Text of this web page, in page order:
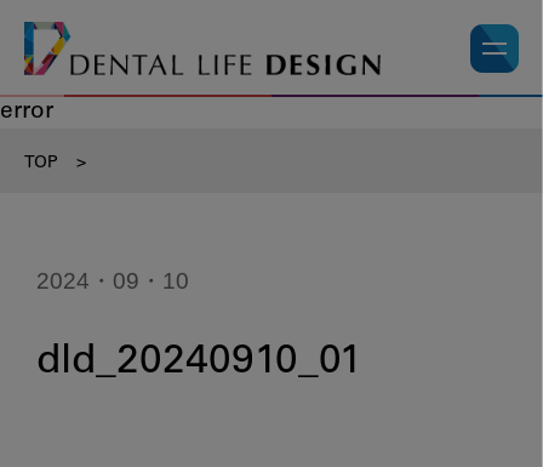
error
TOP >
2024・09・10
dld_20240910_01